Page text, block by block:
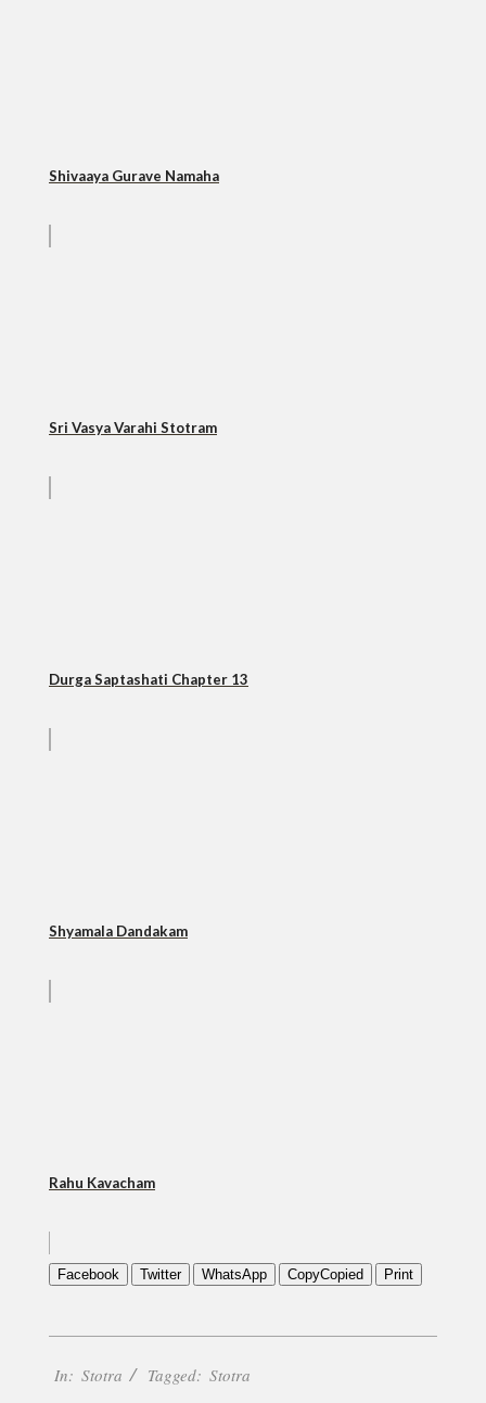
Shivaaya Gurave Namaha
Sri Vasya Varahi Stotram
Durga Saptashati Chapter 13
Shyamala Dandakam
Rahu Kavacham
Facebook Twitter WhatsApp CopyCopied Print
07-
In: Stotra Tagged: Stotra